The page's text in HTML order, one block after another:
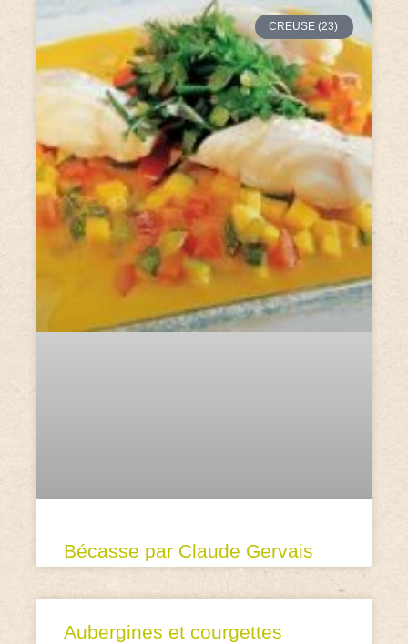
CREUSE (23)
Bécasse par Claude Gervais
Aubergines et courgettes